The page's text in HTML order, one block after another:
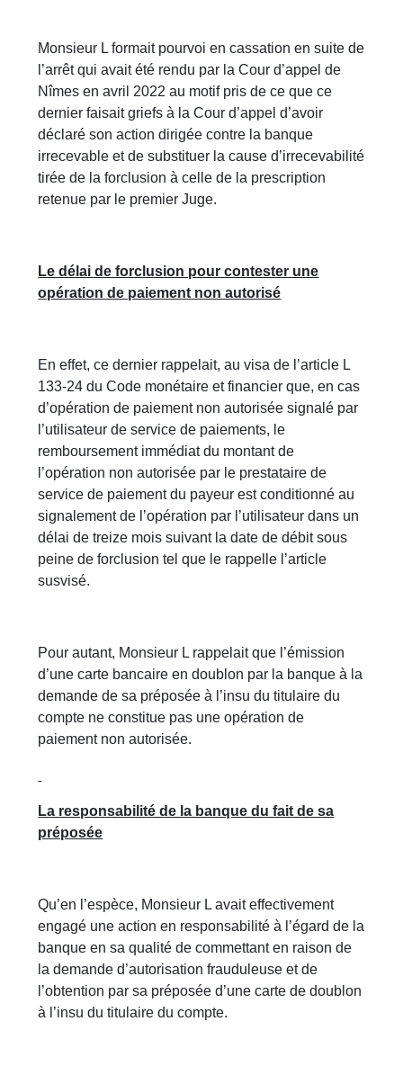
Monsieur L formait pourvoi en cassation en suite de
l’arrêt qui avait été rendu par la Cour d’appel de
Nîmes en avril 2022 au motif pris de ce que ce
dernier faisait griefs à la Cour d’appel d’avoir
déclaré son action dirigée contre la banque
irrecevable et de substituer la cause d’irrecevabilité
tirée de la forclusion à celle de la prescription
retenue par le premier Juge.
Le délai de forclusion pour contester une
opération de paiement non autorisé
En effet, ce dernier rappelait, au visa de l’article L
133-24 du Code monétaire et financier que, en cas
d’opération de paiement non autorisée signalé par
l’utilisateur de service de paiements, le
remboursement immédiat du montant de
l’opération non autorisée par le prestataire de
service de paiement du payeur est conditionné au
signalement de l’opération par l’utilisateur dans un
délai de treize mois suivant la date de débit sous
peine de forclusion tel que le rappelle l’article
susvisé.
Pour autant, Monsieur L rappelait que l’émission
d’une carte bancaire en doublon par la banque à la
demande de sa préposée à l’insu du titulaire du
compte ne constitue pas une opération de
paiement non autorisée.
La responsabilité de la banque du fait de sa
préposée
Qu’en l’espèce, Monsieur L avait effectivement
engagé une action en responsabilité à l’égard de la
banque en sa qualité de commettant en raison de
la demande d’autorisation frauduleuse et de
l’obtention par sa préposée d’une carte de doublon
à l’insu du titulaire du compte.